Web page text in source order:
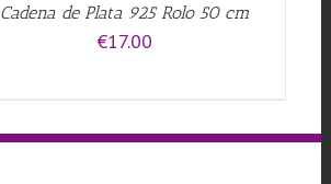
Cadena de Plata 925 Rolo 50 cm
€17.00